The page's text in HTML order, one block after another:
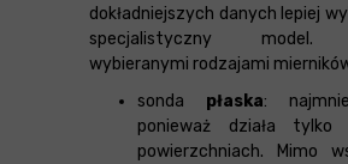
dokładniejszych danych lepiej
specjalistyczny model.
wybieranymi rodzajami
sonda płaska:
ponieważ działa tylko
powierzchniach. Mimo